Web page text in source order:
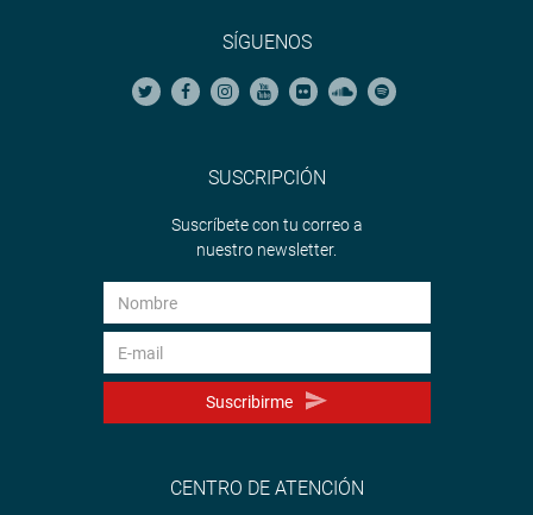
SÍGUENOS
SUSCRIPCIÓN
Suscríbete con tu correo a
nuestro newsletter.
Suscribirme
CENTRO DE ATENCIÓN